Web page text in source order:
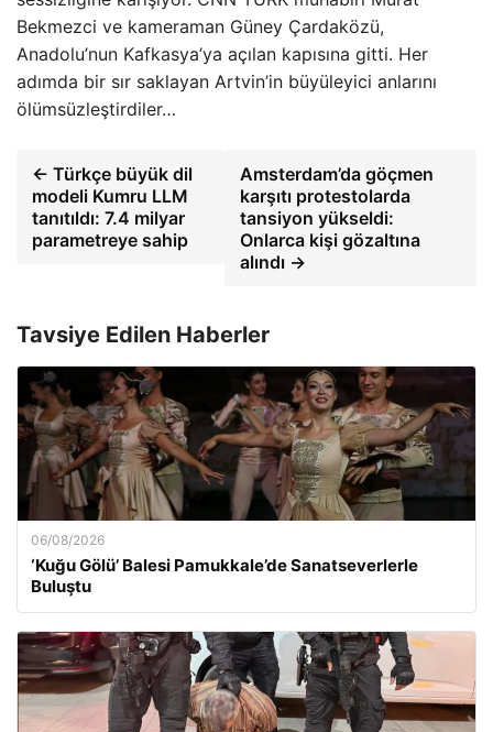
Bekmezci ve kameraman Güney Çardaközü,
Anadolu’nun Kafkasya’ya açılan kapısına gitti. Her
adımda bir sır saklayan Artvin’in büyüleyici anlarını
ölümsüzleştirdiler…
← Türkçe büyük dil
modeli Kumru LLM
tanıtıldı: 7.4 milyar
parametreye sahip
Amsterdam’da göçmen
karşıtı protestolarda
tansiyon yükseldi:
Onlarca kişi gözaltına
alındı →
Tavsiye Edilen Haberler
06/08/2026
‘Kuğu Gölü’ Balesi Pamukkale’de Sanatseverlerle
Buluştu